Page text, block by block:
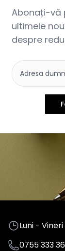
Abonați-vă
ultimele
despre
Luni -
0755 333